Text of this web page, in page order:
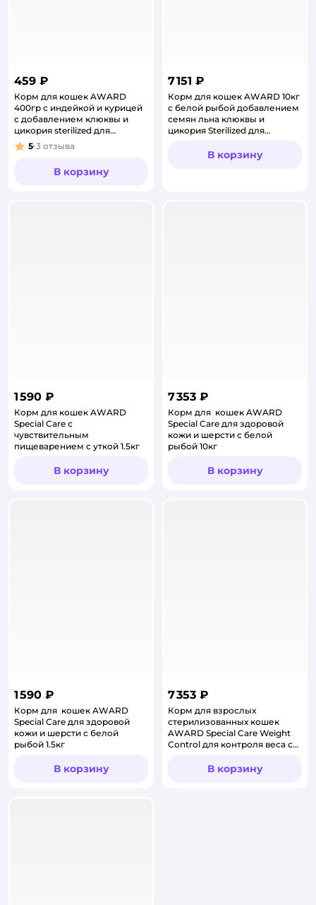
459 ₽
Корм для кошек AWARD
400гр с индейкой и курицей
с добавлением клюквы и
цикория sterilized для
взрослых стерилизованных
сухой
Рейтинг:
5 3 отзыва
В корзину
7 151 ₽
Корм для кошек AWARD 10кг
с белой рыбой добавлением
семян льна клюквы и
цикория Sterilized для
В корзину
1 590 ₽
Корм для кошек AWARD
Special Care с
чувствительным
пищеварением с уткой 1.5кг
В корзину
7 353 ₽
Корм для кошек AWARD
Special Care для здоровой
кожи и шерсти с белой
рыбой 10кг
В корзину
1 590 ₽
Корм для кошек AWARD
Special Care для здоровой
кожи и шерсти с белой
рыбой 1.5кг
В корзину
7 353 ₽
Корм для взрослых
стерилизованных кошек
AWARD Special Care Weight
Control для контроля веса со
В корзину